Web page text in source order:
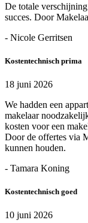
De totale
succes. Door
- Nicole Gerritsen
Kostentechnisch prima
18 juni 2026
We hadden een
makelaar
kosten voor een
Door de offertes via
kunnen houden.
- Tamara Koning
Kostentechnisch goed
10 juni 2026